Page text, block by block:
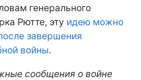
генерального
Рютте, эту идею можно
завершения
войны.
сообщения о войне